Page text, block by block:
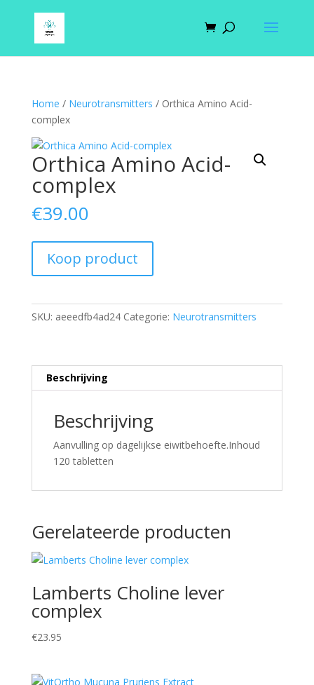
Home / Neurotransmitters / Orthica Amino Acid-
complex
Orthica Amino Acid-
complex
€39.00
Koop product
SKU: aeeedfb4ad24 Categorie: Neurotransmitters
Beschrijving
Beschrijving
Aanvulling op dagelijkse eiwitbehoefte.Inhoud
120 tabletten
Gerelateerde producten
Lamberts Choline lever
complex
€23.95